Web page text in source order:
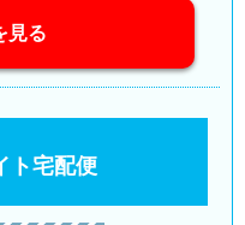
見る
ト宅配便